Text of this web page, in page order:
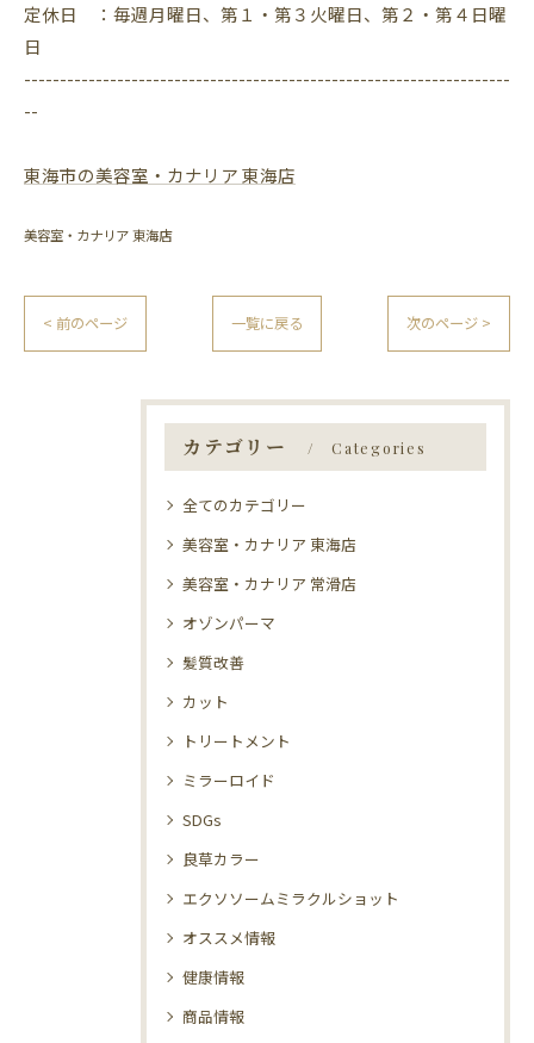
定休日 ：毎週月曜日、第１・第３火曜日、第２・第４日曜
日
--------------------------------------------------------------------
--
東海市の美容室・カナリア 東海店
美容室・カナリア 東海店
< 前のページ 一覧に戻る 次のページ >
カテゴリー Categories
全てのカテゴリー
美容室・カナリア 東海店
美容室・カナリア 常滑店
オゾンパーマ
髪質改善
カット
トリートメント
ミラーロイド
SDGs
良草カラー
エクソソームミラクルショット
オススメ情報
健康情報
商品情報